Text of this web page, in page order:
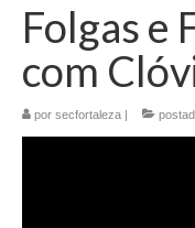
Folgas e
com
por secfortaleza |